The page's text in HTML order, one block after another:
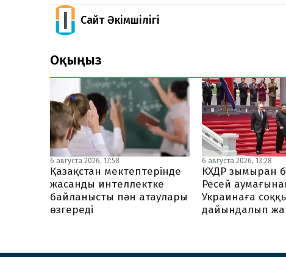
Сайт Әкімшілігі
Оқыңыз
6 августа 2026, 17:58
Қазақстан мектептерінде
жасанды интеллектке
байланысты пән атаулары
өзгереді
6 августа 2026, 13:28
КХДР зымыран
Ресей
Украинаға
дайындалып